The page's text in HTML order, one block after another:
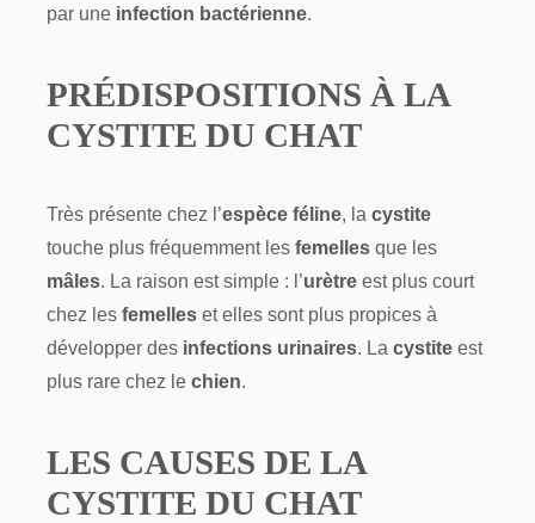
par une infection bactérienne.
PRÉDISPOSITIONS À LA
CYSTITE DU CHAT
Très présente chez l’espèce féline, la cystite
touche plus fréquemment les femelles que les
mâles. La raison est simple : l’urètre est plus court
chez les femelles et elles sont plus propices à
développer des infections urinaires. La cystite est
plus rare chez le chien.
LES CAUSES DE LA
CYSTITE DU CHAT